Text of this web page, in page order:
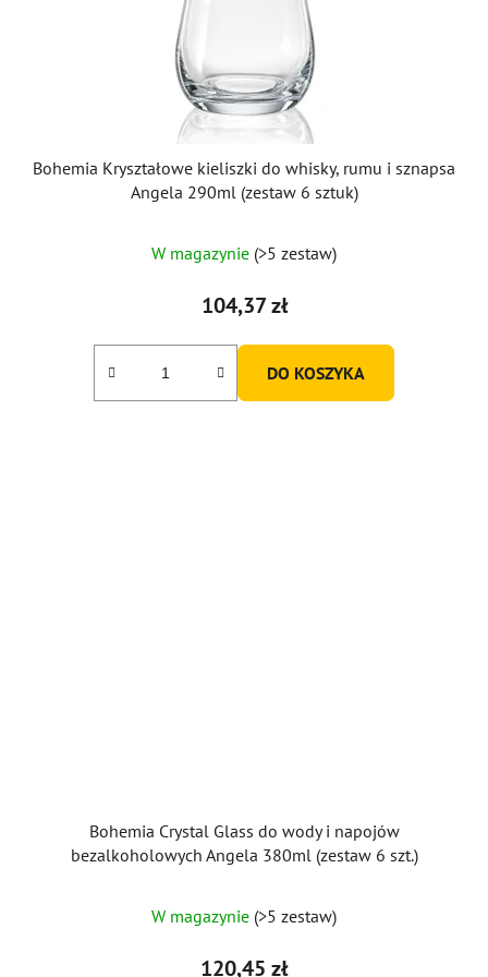
Bohemia Kryształowe kieliszki do whisky, rumu i sznapsa
Angela 290ml (zestaw 6 sztuk)
W magazynie (>5 zestaw)
104,37 zł
DO KOSZYKA
Bohemia Crystal Glass do wody i napojów
bezalkoholowych Angela 380ml (zestaw 6 szt.)
ocena
produktu
W magazynie (>5 zestaw)
120,45 zł